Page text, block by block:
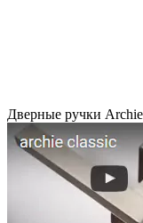
Дверные ручки